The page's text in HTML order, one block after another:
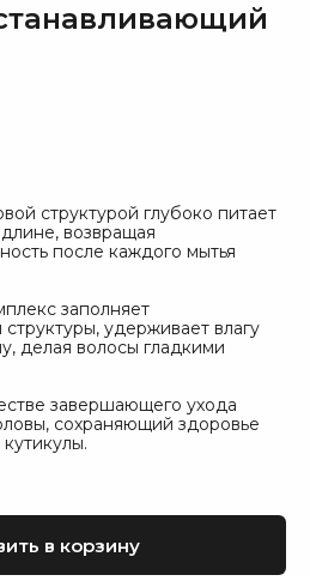
структурой глубоко питает
возвращая
после каждого мытья
заполняет
удерживает влагу
делая волосы гладкими
завершающего ухода
сохраняющий здоровье
в корзину
Безопасен для
кожи головы
от 3х товаров —
со скидкой!
формировании